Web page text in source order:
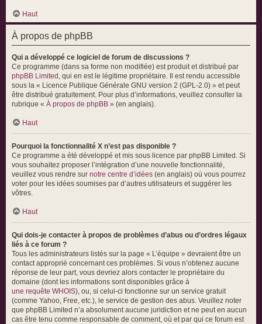
Haut
À propos de phpBB
Qui a développé ce logiciel de forum de discussions ?
Ce programme (dans sa forme non modifiée) est produit et distribué par
phpBB Limited , qui en est le légitime propriétaire. Il est rendu accessible
sous la « Licence Publique Générale GNU version 2 (GPL-2.0) » et peut
être distribué gratuitement. Pour plus d’informations, veuillez consulter la
rubrique « À propos de phpBB » (en anglais).
Haut
Pourquoi la fonctionnalité X n’est pas disponible ?
Ce programme a été développé et mis sous licence par phpBB Limited. Si
vous souhaitez proposer l’intégration d’une nouvelle fonctionnalité,
veuillez vous rendre sur notre centre d’idées (en anglais) où vous pourrez
voter pour les idées soumises par d’autres utilisateurs et suggérer les
vôtres.
Haut
Qui dois-je contacter à propos de problèmes d’abus ou d’ordres légaux
liés à ce forum ?
Tous les administrateurs listés sur la page « L’équipe » devraient être un
contact approprié concernant ces problèmes. Si vous n’obtenez aucune
réponse de leur part, vous devriez alors contacter le propriétaire du
domaine (dont les informations sont disponibles grâce à
une requête WHOIS), ou, si celui-ci fonctionne sur un service gratuit
(comme Yahoo, Free, etc.), le service de gestion des abus. Veuillez noter
que phpBB Limited n’a absolument aucune juridiction et ne peut en aucun
cas être tenu comme responsable de comment, où et par qui ce forum est